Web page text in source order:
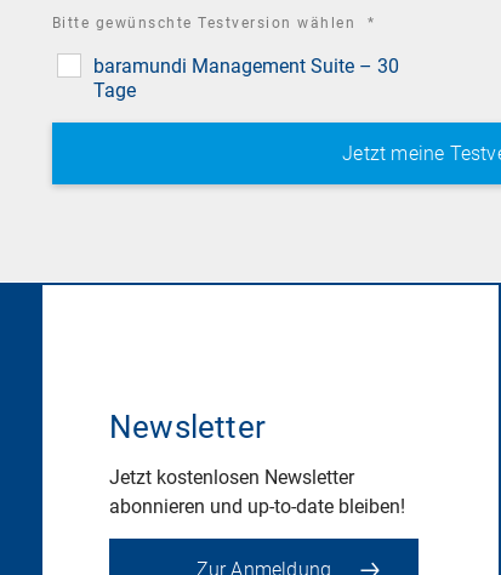
Bitte gewünschte Testversion wählen *
baramundi Management Suite – 30
Tage
Newsletter
Jetzt kostenlosen Newsletter
abonnieren und up-to-date bleiben!
Zur Anmeldung